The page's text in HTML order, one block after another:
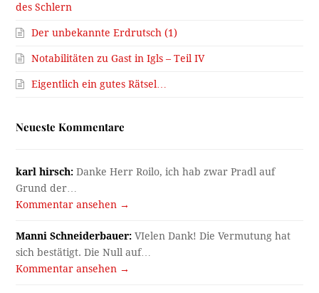
des Schlern
Der unbekannte Erdrutsch (1)
Notabilitäten zu Gast in Igls – Teil IV
Eigentlich ein gutes Rätsel…
Neueste Kommentare
karl hirsch: Danke Herr Roilo, ich hab zwar Pradl auf
Grund der…
Kommentar ansehen →
Manni Schneiderbauer: VIelen Dank! Die Vermutung hat
sich bestätigt. Die Null auf…
Kommentar ansehen →